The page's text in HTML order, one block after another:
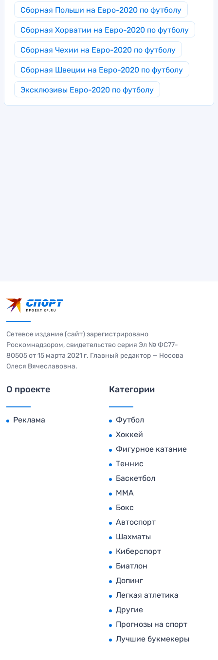
Сборная Польши на Евро-2020 по футболу
Сборная Хорватии на Евро-2020 по футболу
Сборная Чехии на Евро-2020 по футболу
Сборная Швеции на Евро-2020 по футболу
Эксклюзивы Евро-2020 по футболу
Сетевое издание (сайт) зарегистрировано
Роскомнадзором, свидетельство серия Эл № ФС77-
80505 от 15 марта 2021 г. Главный редактор — Носова
Олеся Вячеславовна.
О проекте
Реклама
Категории
Футбол
Хоккей
Фигурное катание
Теннис
Баскетбол
MMA
Бокс
Автоспорт
Шахматы
Киберспорт
Биатлон
Допинг
Легкая атлетика
Другие
Прогнозы на спорт
Лучшие букмекеры